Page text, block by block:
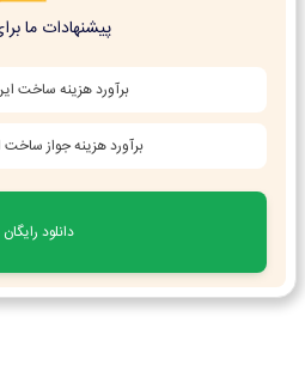
پیشنهادات ما
برآورد هزینه ساخت
برآورد هزینه جواز ساخت